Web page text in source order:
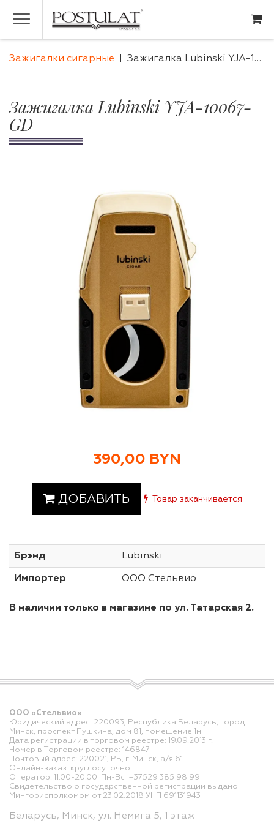
Зажигалки сигарные Зажигалка Lubinski YJA-10067-GD
Зажигалка Lubinski YJA-10067-
GD
390,00 BYN
ДОБАВИТЬ Товар заканчивается
Брэнд Lubinski
Импортер ООО Стельвио
В наличии только в магазине по ул. Татарская 2.
ООО «Стельвио»
Юридический адрес: 220093, Республика Беларусь, город
Минск, проспект Пушкина, дом 81, помещение 1н
Дата регистрации в торговом реестре: 19.09.2013 г.
Номер в Торговом реестре: 146847
Почтовый адрес: 220021, РБ, г. Минск, а/я 61
Онлайн-заказ: круглосуточно
Оператор: 11.00-20.00 Пн-Вс +37529 385 98 99
Свидетельство о государственной регистрации выдано
Мингорисполкомом от 23.02.2018 УНП 691131943
Беларусь, Минск, ул. Немига 5, 1 этаж